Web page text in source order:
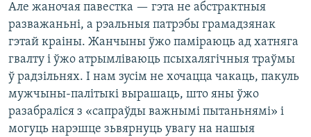
Але жаночая павестка — гэта не абстрактныя
разважаньні, а рэальныя патрэбы грамадзянак
гэтай краіны. Жанчыны ўжо паміраюць ад хатняга
гвалту і ўжо атрымліваюць псыхалягічныя траўмы
ў радзільнях. І нам зусім не хочацца чакаць, пакуль
мужчыны-палітыкі вырашаць, што яны ўжо
разабраліся з «сапраўды важнымі пытаньнямі» і
могуць нарэшце зьвярнуць увагу на нашыя